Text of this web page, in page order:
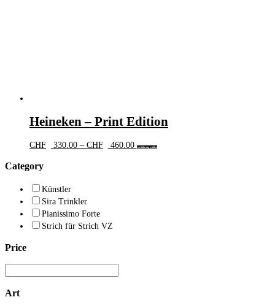
Heineken – Print Edition
CHF 330.00 – CHF 460.00Preisspanne:
Ausführung wählenDieses
Category
Künstler
Sira Trinkler
Pianissimo Forte
Strich für Strich VZ
Price
Art